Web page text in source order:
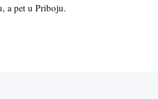
a pet u Priboju.